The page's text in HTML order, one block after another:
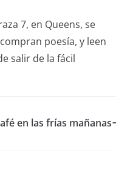
7, en Queens, se
poesía, y leen
salir de la fácil
en las frías mañanas